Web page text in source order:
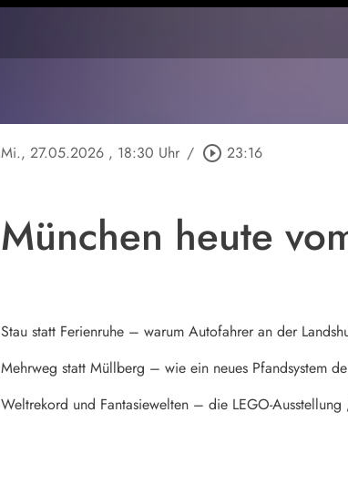
Mi., 27.05.2026 , 18:30 Uhr / play_circle_outline 23:16
München heute
Stau statt Ferienruhe – warum Autofahrer an der
Mehrweg statt Müllberg – wie ein neues Pfandsystem
Weltrekord und Fantasiewelten – die LEGO-